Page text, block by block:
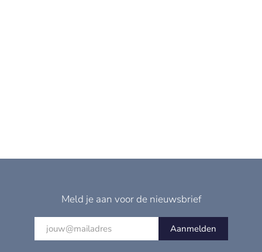
Meld je aan voor de nieuwsbrief
Aanmelden